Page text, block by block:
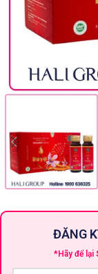
ĐĂNG
*Hãy để lại